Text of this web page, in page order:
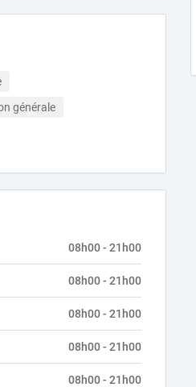
générale
08h00 - 21h00
08h00 - 21h00
08h00 - 21h00
08h00 - 21h00
08h00 - 21h00